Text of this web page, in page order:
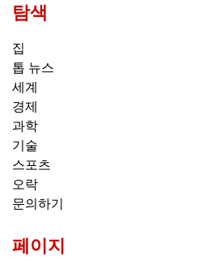
탐색
집
톱 뉴스
세계
경제
과학
기술
스포츠
오락
문의하기
페이지